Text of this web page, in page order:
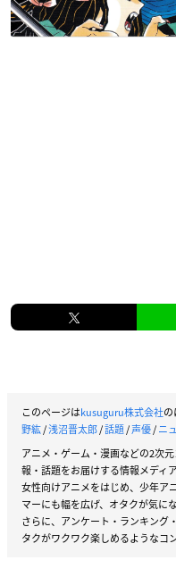
このページはkusuguru株式会社
野紘/浅沼晋太郎/話題/声優/ニ
アニメ・ゲーム・漫画などの2次
報・話題をお届けする情報メディ
女性向けアニメをはじめ、少年ア
マーにも幅を広げ、オタクが気に
さらに、アンケート・ランキング
タクがワクワク楽しめるようなコ